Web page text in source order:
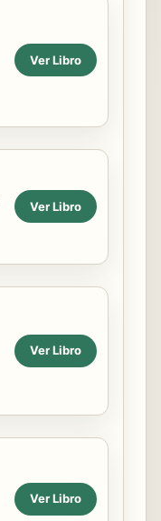
Ver Libro
Ver Libro
Ver Libro
Ver Libro